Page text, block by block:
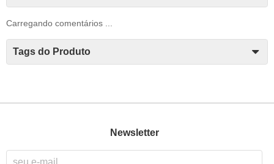
Carregando comentários ...
Tags do Produto
Newsletter